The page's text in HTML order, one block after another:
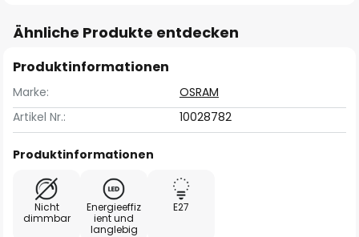
Ähnliche Produkte entdecken
Produktinformationen
Marke:
OSRAM
Artikel Nr.:
10028782
Produktinformationen
Nicht
dimmbar
Energieeffiz
ient und
langlebig
E27